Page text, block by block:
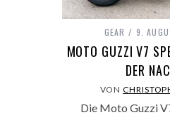
GEAR 9.
MOTO GUZZI V7
DER
VON
Die Moto Guzzi